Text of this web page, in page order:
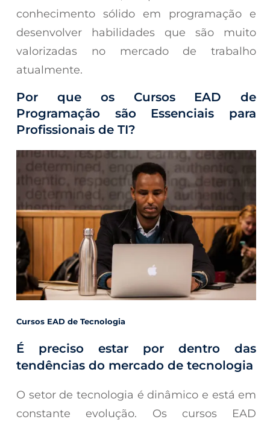
conhecimento sólido em programação e
desenvolver habilidades que são muito
valorizadas no mercado de trabalho
atualmente.
Por que os Cursos EAD de
Programação são Essenciais para
Profissionais de TI?
Cursos EAD de Tecnologia
É preciso estar por dentro das
tendências do mercado de tecnologia
O setor de tecnologia é dinâmico e está em
constante evolução. Os cursos EAD